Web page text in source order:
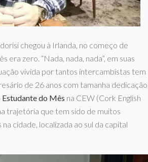
chegou à Irlanda, no começo de
era zero. “Nada, nada, nada”, em suas
vivida por tantos intercambistas tem
de 26 anos com tamanha dedicação
Estudante do Mês na CEW (Cork English
trajetória que tem sido de muitos
cidade, localizada ao sul da capital